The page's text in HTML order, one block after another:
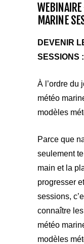
MARINE
DEVENIR
SESSIONS
À l’ordre du
météo
modèles
Parce que
seulement
main et la
progresser
sessions,
connaître
météo
modèles